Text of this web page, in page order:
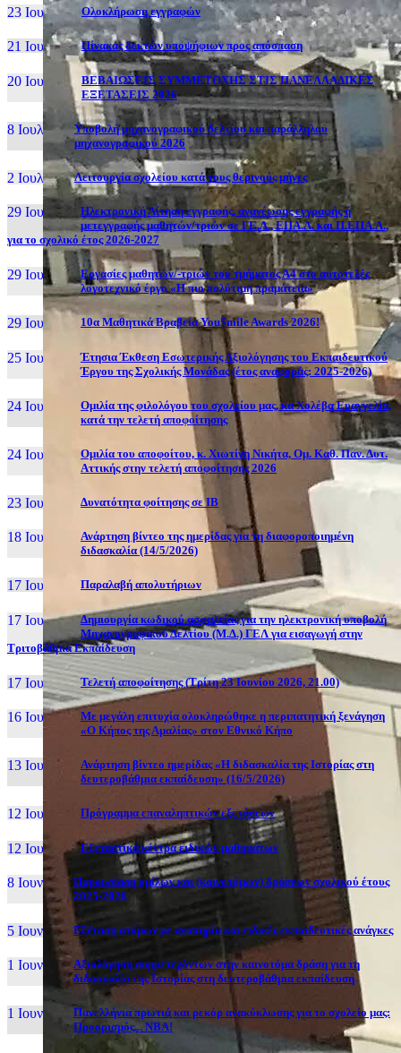
23 Ιουλ, 26 Ολοκλήρωση εγγραφών
21 Ιουλ, 26 Πίνακας δεκτών υποψήφιων προς απόσπαση
20 Ιουλ, 26
ΒΕΒΑΙΩΣΕΙΣ ΣΥΜΜΕΤΟΧΗΣ ΣΤΙΣ ΠΑΝΕΛΛΑΔΙΚΕΣ
ΕΞΕΤΑΣΕΙΣ 2026
8 Ιουλ, 26
Υποβολή μηχανογραφικού δελτίου και παράλληλου
μηχανογραφικού 2026
2 Ιουλ, 26 Λειτουργία σχολείου κατά τους θερινούς μήνες
29 Ιουν, 26
Ηλεκτρονική Αίτηση εγγραφής, ανανέωσης εγγραφής ή
μετεγγραφής μαθητών/τριών σε ΓΕ.Λ., ΕΠΑ.Λ. και Π.ΕΠΑ.Λ.,
για το σχολικό έτος 2026-2027
29 Ιουν, 26
Εργασίες μαθητών/-τριών του τμήματος Α4 στο αυτοτελές
λογοτεχνικό έργο «Η πιο πολύτιμη πραμάτεια»
29 Ιουν, 26 10α Μαθητικά Βραβεία YouSmile Awards 2026!
25 Ιουν, 26
Έτησια Έκθεση Εσωτερικής Αξιολόγησης του Εκπαιδευτικού
Έργου της Σχολικής Μονάδας (έτος αναφοράς: 2025-2026)
24 Ιουν, 26
Ομιλία της φιλολόγου του σχολείου μας, κα Χολέβα Ευαγγελία,
κατά την τελετή αποφοίτησης
24 Ιουν, 26
Ομιλία του αποφοίτου, κ. Χιωτίνη Νικήτα, Ομ. Καθ. Παν. Δυτ.
Αττικής στην τελετή αποφοίτησης 2026
23 Ιουν, 26 Δυνατότητα φοίτησης σε ΙΒ
18 Ιουν, 26
Ανάρτηση βίντεο της ημερίδας για τη διαφοροποιημένη
διδασκαλία (14/5/2026)
17 Ιουν, 26 Παραλαβή απολυτήριων
17 Ιουν, 26
Δημιουργία κωδικού ασφαλείας για την ηλεκτρονική υποβολή
Μηχανογραφικού Δελτίου (Μ.Δ.) ΓΕΛ για εισαγωγή στην
Τριτοβάθμια Εκπαίδευση
17 Ιουν, 26 Τελετή αποφοίτησης (Τρίτη 23 Ιουνίου 2026, 21.00)
16 Ιουν, 26
Με μεγάλη επιτυχία ολοκληρώθηκε η περιπατητική ξενάγηση
«Ο Κήπος της Αμαλίας» στον Εθνικό Κήπο
13 Ιουν, 26
Ανάρτηση βίντεο ημερίδας «Η διδασκαλία της Ιστορίας στη
δευτεροβάθμια εκπαίδευση» (16/5/2026)
12 Ιουν, 26 Πρόγραμμα επαναληπτικών εξετάσεων
12 Ιουν, 26 Εξεταστικά κέντρα ειδικών μαθημάτων
8 Ιουν, 26
Παρουσίαση ομίλων και (καινοτόμων) δράσεων σχολικού έτους
2025-2026
5 Ιουν, 26 Εξέταση ατόμων με αναπηρία και ειδικές εκπαιδευτικές ανάγκες
1 Ιουν, 26
Αξιολόγηση συμμετεχόντων στην καινοτόμα δράση για τη
διδασκαλία της Ιστορίας στη δευτεροβάθμια εκπαίδευση
1 Ιουν, 26
Πανελλήνια πρωτιά και ρεκόρ ανακύκλωσης για το σχολείο μας:
Προορισμός... NBA!